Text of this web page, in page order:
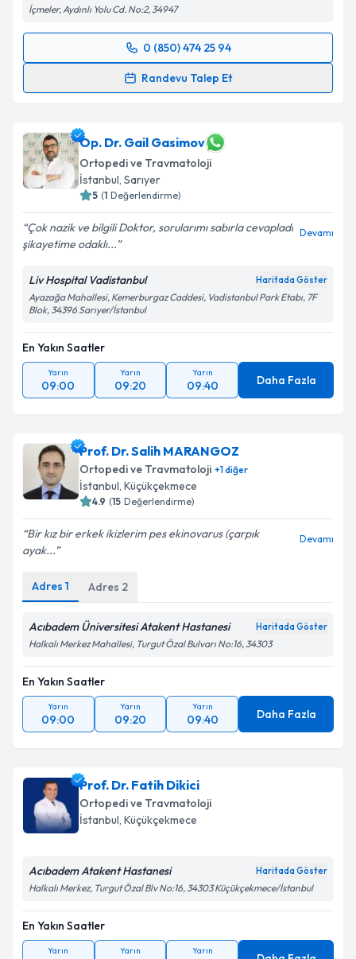
İçmeler, Aydınlı Yolu Cd. No:2, 34947
0 (850) 474 25 94
Randevu Talep Et
Randevu Takvimi Talebi
takvim hazırlandığında e-posta ile bilgilendireceğiz.
E-posta Adresiniz
Kişisel verilerimin işlenmesine ilişkin
kapsamda işlenmesini kabul ediyorum.
Takvim Talebini Gönder
Op. Dr. Gail Gasimov
Ortopedi ve Travmatoloji
İstanbul, Sarıyer
5 (1 Değerlendirme)
Çok nazik ve bilgili Doktor, sorularımı sabırla cevapladı
şikayetime odaklı...
Devamı
Liv Hospital Vadistanbul Haritada Göster
Ayazağa Mahallesi, Kemerburgaz Caddesi, Vadistanbul Park Etabı, 7F
Blok, 34396 Sarıyer/İstanbul
En Yakın Saatler
Yarın
09:00
Yarın
09:20
Yarın
09:40 Daha Fazla
Prof. Dr. Salih MARANGOZ
Ortopedi ve Travmatoloji +1diğer
İstanbul, Küçükçekmece
4.9 (15 Değerlendirme)
Bir kız bir erkek ikizlerim pes ekinovarus (çarpık
ayak...
Devamı
Adres 1 Adres 2
Acıbadem Üniversitesi Atakent Hastanesi Haritada Göster
Halkalı Merkez Mahallesi, Turgut Özal Bulvarı No:16, 34303
En Yakın Saatler
Yarın
09:00
Yarın
09:20
Yarın
09:40 Daha Fazla
Prof. Dr. Fatih Dikici
Ortopedi ve Travmatoloji
İstanbul, Küçükçekmece
Acıbadem Atakent Hastanesi Haritada Göster
Halkalı Merkez, Turgut Özal Blv No:16, 34303 Küçükçekmece/İstanbul
En Yakın Saatler
Yarın Yarın Yarın